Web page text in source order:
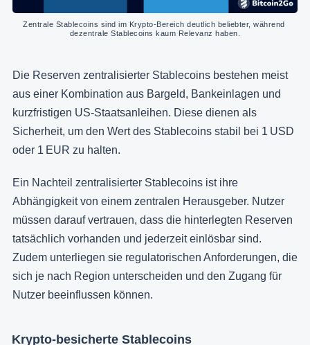
Zentrale Stablecoins sind im Krypto-Bereich deutlich beliebter, während
dezentrale Stablecoins kaum Relevanz haben.
Die Reserven zentralisierter Stablecoins bestehen meist
aus einer Kombination aus Bargeld, Bankeinlagen und
kurzfristigen US-Staatsanleihen. Diese dienen als
Sicherheit, um den Wert des Stablecoins stabil bei 1 USD
oder 1 EUR zu halten.
Ein Nachteil zentralisierter Stablecoins ist ihre
Abhängigkeit von einem zentralen Herausgeber. Nutzer
müssen darauf vertrauen, dass die hinterlegten Reserven
tatsächlich vorhanden und jederzeit einlösbar sind.
Zudem unterliegen sie regulatorischen Anforderungen, die
sich je nach Region unterscheiden und den Zugang für
Nutzer beeinflussen können.
Krypto-besicherte Stablecoins